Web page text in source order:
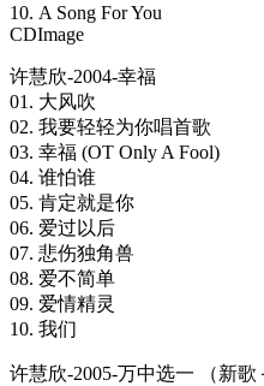
10. A Song For You
CDImage
许慧欣-2004-幸福
01. 大风吹
02. 我要轻轻为你唱首歌
03. 幸福 (OT Only A Fool)
04. 谁怕谁
05. 肯定就是你
06. 爱过以后
07. 悲伤独角兽
08. 爱不简单
09. 爱情精灵
10. 我们
许慧欣-2005-万中选一 （新歌